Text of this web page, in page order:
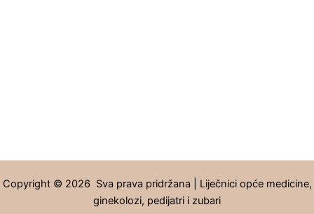
Copyright © 2026 Sva prava pridržana | Liječnici opće medicine,
ginekolozi, pedijatri i zubari